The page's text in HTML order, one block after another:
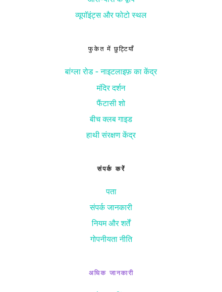
व्यूपॉइंट्स और फोटो स्थल
फुकेत में छुट्टियाँ
बांग्ला रोड - नाइटलाइफ़ का केंद्र
मंदिर दर्शन
फैंटासी शो
बीच क्लब गाइड
हाथी संरक्षण केंद्र
संपर्क करें
पता
संपर्क जानकारी
नियम और शर्तें
गोपनीयता नीति
अधिक जानकारी